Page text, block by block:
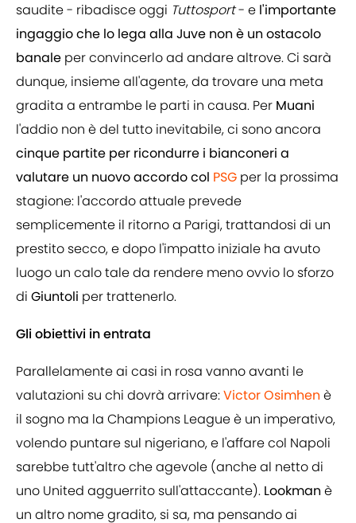
saudite - ribadisce oggi Tuttosport- e l'importante
ingaggio che lo lega alla Juve non è un ostacolo
banale per convincerlo ad andare altrove. Ci sarà
dunque, insieme all'agente, da trovare una meta
gradita a entrambe le parti in causa. Per Muani
l'addio non è del tutto inevitabile, ci sono ancora
cinque partite per ricondurre i bianconeri a
valutare un nuovo accordo col PSG per la prossima
stagione: l'accordo attuale prevede
semplicemente il ritorno a Parigi, trattandosi di un
prestito secco, e dopo l'impatto iniziale ha avuto
luogo un calo tale da rendere meno ovvio lo sforzo
di Giuntoli per trattenerlo.
Gli obiettivi in entrata
Parallelamente ai casi in rosa vanno avanti le
valutazioni su chi dovrà arrivare:Victor Osimhen è
il sogno ma la Champions League è un imperativo,
volendo puntare sul nigeriano, e l'affare col Napoli
sarebbe tutt'altro che agevole (anche al netto di
uno United agguerrito sull'attaccante). Lookman è
un altro nome gradito, si sa, ma pensando ai